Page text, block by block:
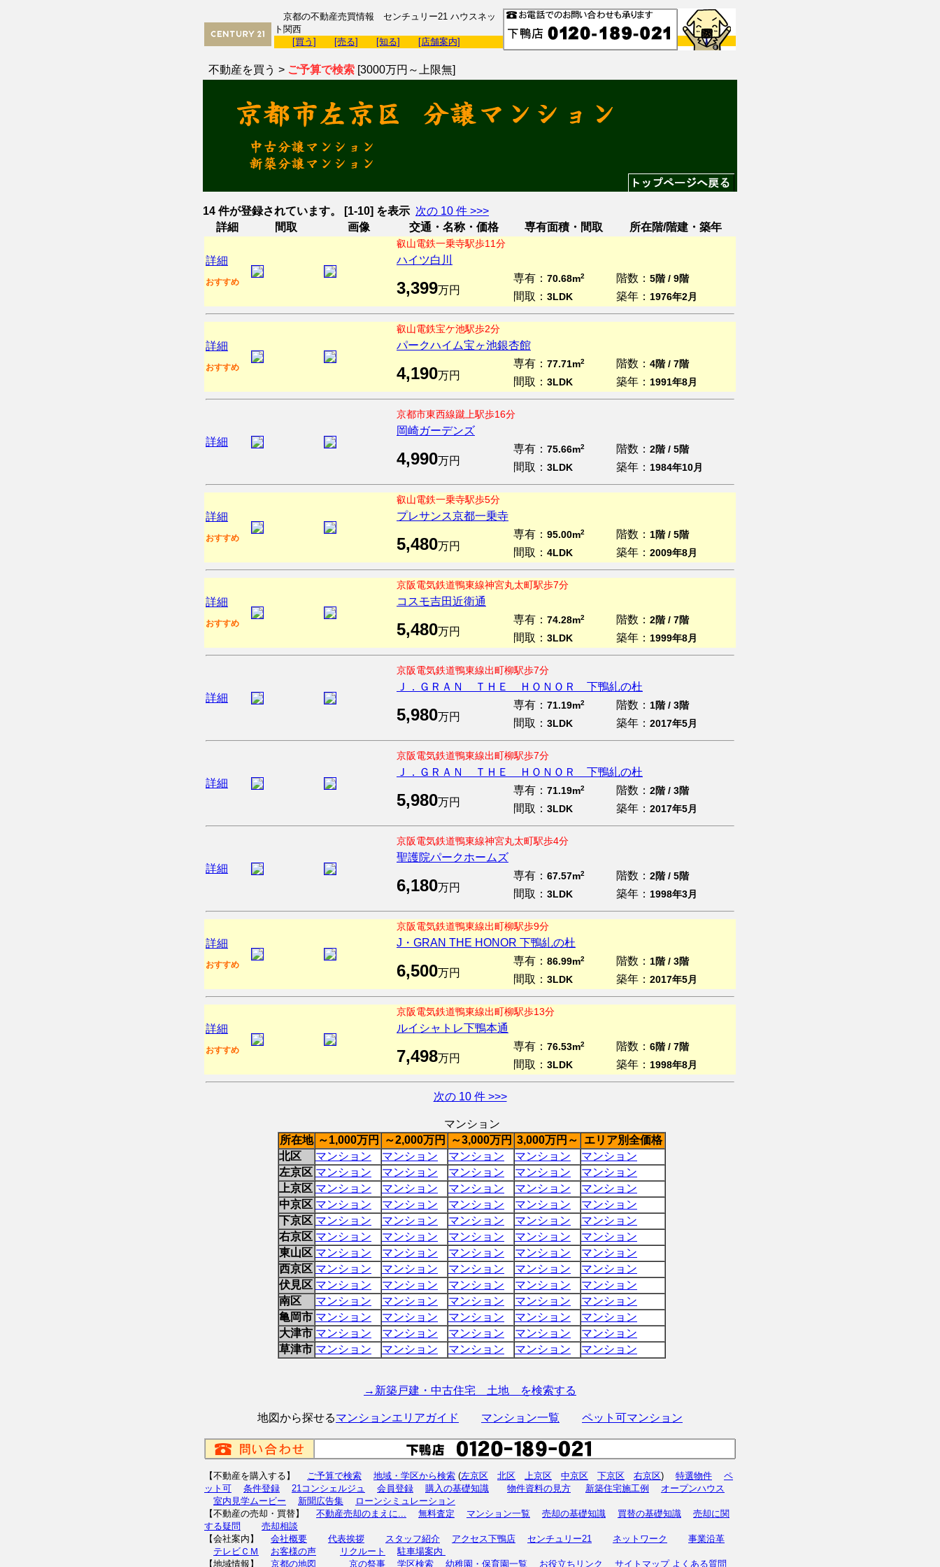
京都の不動産売買情報 センチュリー21 ハウスネッ
ト関西
[買う]
[売る] [知る] [店舗案内]
不動産を買う > ご予算で検索 [3000万円～上限無]
14 件が登録されています。 [1-10] を表示 次の 10 件 >>>
詳細
間取 画像 交通・名称・価格 専有面積・間取 所在階/階建・築年
詳細
おすすめ
叡山電鉄一乗寺駅歩11分
ハイツ白川
3,399万円
専有： 70.68m2 階数： 5階 / 9階
間取： 3LDK 築年： 1976年2月
詳細
おすすめ
叡山電鉄宝ケ池駅歩2分
パークハイム宝ヶ池銀杏館
4,190万円
専有： 77.71m2 階数： 4階 / 7階
間取： 3LDK 築年： 1991年8月
詳細
京都市東西線蹴上駅歩16分
岡崎ガーデンズ
4,990万円
専有： 75.66m2 階数： 2階 / 5階
間取： 3LDK 築年： 1984年10月
詳細
おすすめ
叡山電鉄一乗寺駅歩5分
プレサンス京都一乗寺
5,480万円
専有： 95.00m2 階数： 1階 / 5階
間取： 4LDK 築年： 2009年8月
詳細
おすすめ
京阪電気鉄道鴨東線神宮丸太町駅歩7分
コスモ吉田近衛通
5,480万円
専有： 74.28m2 階数： 2階 / 7階
間取： 3LDK 築年： 1999年8月
詳細
京阪電気鉄道鴨東線出町柳駅歩7分
Ｊ．ＧＲＡＮ ＴＨＥ ＨＯＮＯＲ 下鴨糺の杜
5,980万円
専有： 71.19m2 階数： 1階 / 3階
間取： 3LDK 築年： 2017年5月
詳細
京阪電気鉄道鴨東線出町柳駅歩7分
Ｊ．ＧＲＡＮ ＴＨＥ ＨＯＮＯＲ 下鴨糺の杜
5,980万円
専有： 71.19m2 階数： 2階 / 3階
間取： 3LDK 築年： 2017年5月
詳細
京阪電気鉄道鴨東線神宮丸太町駅歩4分
聖護院パークホームズ
6,180万円
専有： 67.57m2 階数： 2階 / 5階
間取： 3LDK 築年： 1998年3月
詳細
おすすめ
京阪電気鉄道鴨東線出町柳駅歩9分
J・GRAN THE HONOR 下鴨糺の杜
6,500万円
専有： 86.99m2 階数： 1階 / 3階
間取： 3LDK 築年： 2017年5月
詳細
おすすめ
京阪電気鉄道鴨東線出町柳駅歩13分
ルイシャトレ下鴨本通
7,498万円
専有： 76.53m2 階数： 6階 / 7階
間取： 3LDK 築年： 1998年8月
次の 10 件 >>>
マンション
所在地 ～1,000万円 ～2,000万円 ～3,000万円 3,000万円～
エリア別全価格
北区
マンション マンション マンション マンション
マンション
左京区 マンション マンション マンション マンション
マンション
上京区 マンション マンション マンション マンション
マンション
中京区 マンション マンション マンション マンション
マンション
下京区 マンション マンション マンション マンション
マンション
右京区 マンション マンション マンション マンション
マンション
東山区 マンション マンション マンション マンション
マンション
西京区 マンション マンション マンション マンション
マンション
伏見区 マンション マンション マンション マンション
マンション
南区
マンション マンション マンション マンション
マンション
亀岡市 マンション マンション マンション マンション
マンション
大津市 マンション マンション マンション マンション
マンション
草津市 マンション マンション マンション マンション マンション
→新築戸建・中古住宅 土地 を検索する
地図から探せるマンションエリアガイド マンション一覧 ペット可マンション
【不動産を購入する】 ご予算で検索 地域・学区から検索 (左京区 北区 上京区 中京区 下京区 右京区) 特選物件
ペ
ット可
条件登録 21コンシェルジュ 会員登録 購入の基礎知識 物件資料の見方 新築住宅施工例
オープンハウス
室内見学ムービー
新聞広告集
ローンシミュレーション
【不動産の売却・買替】 不動産売却のまえに... 無料査定 マンション一覧 売却の基礎知識 買替の基礎知識
売却に関
する疑問
売却相談
【会社案内】 会社概要 代表挨拶 スタッフ紹介 アクセス下鴨店 センチュリー21 ネットワーク
事業沿革
テレビＣＭ
お客様の声 リクルート
駐車場案内
【地域情報】 京都の地図 京の祭事 学区検索 幼稚園・保育園一覧 お役立ちリンク サイトマップ よくある質問